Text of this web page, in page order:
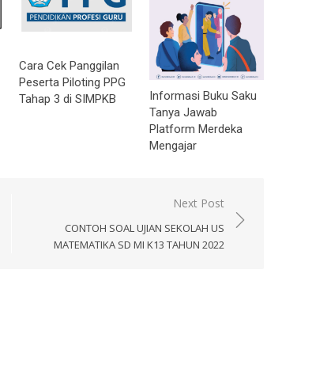
Cara Cek Panggilan
Peserta Piloting PPG
Tahap 3 di SIMPKB
Informasi Buku Saku
Tanya Jawab
Platform Merdeka
Mengajar
Next Post
CONTOH SOAL UJIAN SEKOLAH US
MATEMATIKA SD MI K13 TAHUN 2022